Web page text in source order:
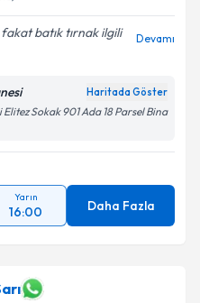
batık tırnak ilgili
Devamı
Haritada Göster
Sokak 901 Ada 18 Parsel Bina
Yarın
16:00 Daha Fazla